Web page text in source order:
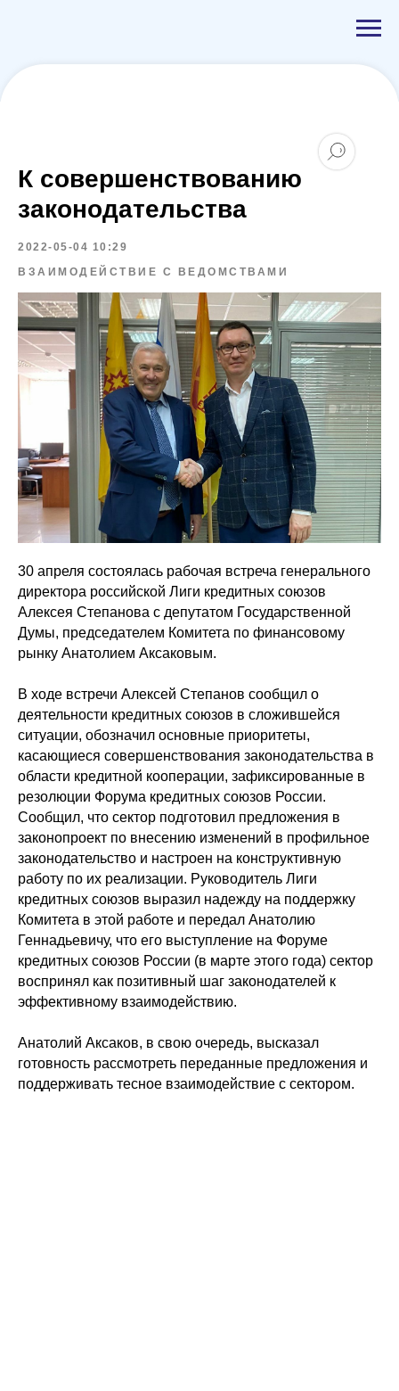
К совершенствованию
законодательства
2022-05-04 10:29
ВЗАИМОДЕЙСТВИЕ С ВЕДОМСТВАМИ
30 апреля состоялась рабочая встреча генерального
директора российской Лиги кредитных союзов
Алексея Степанова с депутатом Государственной
Думы, председателем Комитета по финансовому
рынку Анатолием Аксаковым.
В ходе встречи Алексей Степанов сообщил о
деятельности кредитных союзов в сложившейся
ситуации, обозначил основные приоритеты,
касающиеся совершенствования законодательства в
области кредитной кооперации, зафиксированные в
резолюции Форума кредитных союзов России.
Сообщил, что сектор подготовил предложения в
законопроект по внесению изменений в профильное
законодательство и настроен на конструктивную
работу по их реализации. Руководитель Лиги
кредитных союзов выразил надежду на поддержку
Комитета в этой работе и передал Анатолию
Геннадьевичу, что его выступление на Форуме
кредитных союзов России (в марте этого года) сектор
воспринял как позитивный шаг законодателей к
эффективному взаимодействию.
Анатолий Аксаков, в свою очередь, высказал
готовность рассмотреть переданные предложения и
поддерживать тесное взаимодействие с сектором.